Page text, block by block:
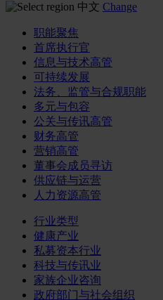
中文 Change
职能聚焦
首席执行官
信息与技术高管
可持续发展
法务、监管与合规职能
多元与包容
公关与传讯高管
财务高管
营销高管
董事会成员寻访
供应链与运营
人力资源高管
行业类型
健康产业
私募资本行业
科技与传讯业
家族企业咨询
政府部门与社会组织